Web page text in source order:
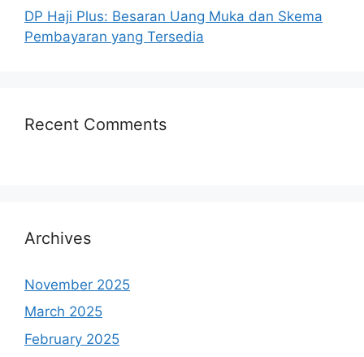
DP Haji Plus: Besaran Uang Muka dan Skema
Pembayaran yang Tersedia
Recent Comments
Archives
November 2025
March 2025
February 2025